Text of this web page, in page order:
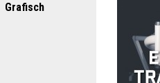
Grafisch